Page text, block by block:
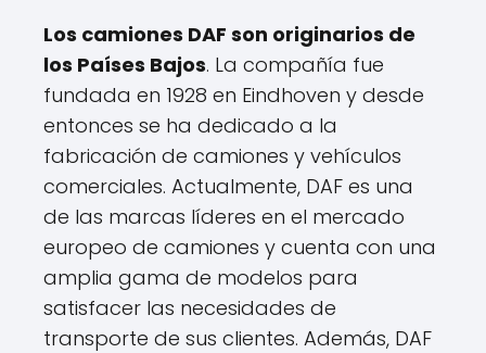
Los camiones DAF son originarios de
los Países Bajos. La compañía fue
fundada en 1928 en Eindhoven y desde
entonces se ha dedicado a la
fabricación de camiones y vehículos
comerciales. Actualmente, DAF es una
de las marcas líderes en el mercado
europeo de camiones y cuenta con una
amplia gama de modelos para
satisfacer las necesidades de
transporte de sus clientes. Además, DAF